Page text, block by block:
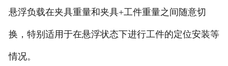
悬浮负载在夹具重量和夹具+工件重量之间随意切
换，特别适用于在悬浮状态下进行工件的定位安装等
情况。